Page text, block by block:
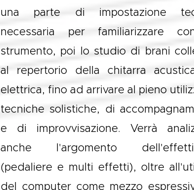
una parte di impostazione
necessaria per familiarizzare
strumento, poi lo studio di brani
al repertorio della chitarra
elettrica, fino ad arrivare al pieno
tecniche solistiche, di
e di improvvisazione. Verrà
anche l'argomento
(pedaliere e multi effetti), oltre
del computer come mezzo